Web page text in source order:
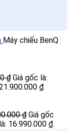
Máy chiếu BenQ
₫ Giá gốc là:
₫.
₫ Giá gốc
16.990.000 ₫.